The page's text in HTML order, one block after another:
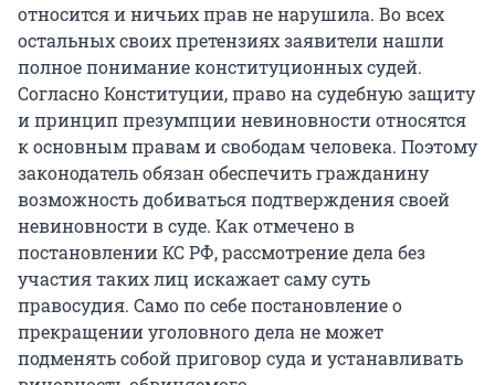
относится и ничьих прав не нарушила. Во всех
остальных своих претензиях заявители нашли
полное понимание конституционных судей.
Согласно Конституции, право на судебную защиту
и принцип презумпции невиновности относятся
к основным правам и свободам человека. Поэтому
законодатель обязан обеспечить гражданину
возможность добиваться подтверждения своей
невиновности в суде. Как отмечено в
постановлении КС РФ, рассмотрение дела без
участия таких лиц искажает саму суть
правосудия. Само по себе постановление о
прекращении уголовного дела не может
подменять собой приговор суда и устанавливать